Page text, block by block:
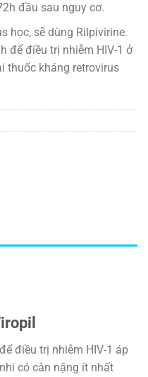
đầu sau nguy cơ.
học, sẽ dùng Rilpivirine.
để điều trị nhiễm HIV-1 ở
thuốc kháng retrovirus
điều trị nhiễm HIV-1 áp
có cân nặng ít nhất